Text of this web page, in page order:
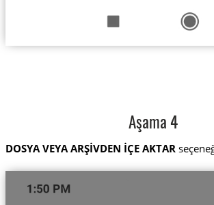
Aşama 4
DOSYA VEYA ARŞİVDEN İÇE AKTAR